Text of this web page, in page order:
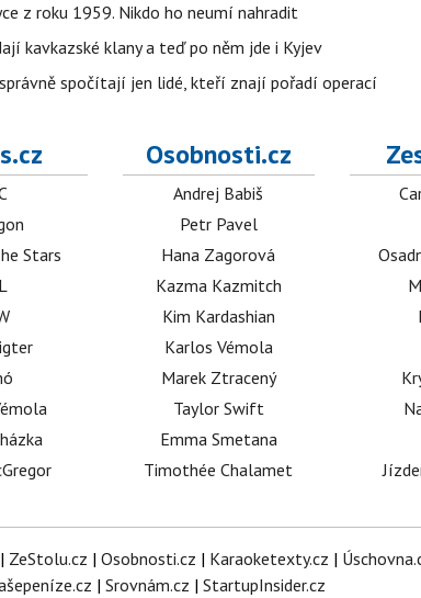
z roku 1959. Nikdo ho neumí nahradit
kavkazské klany a teď po něm jde i Kyjev
spočítají jen lidé, kteří znají pořadí operací
Stars
Osobnosti.cz
Andrej Babiš
Petr Pavel
Hana Zagorová
Kazma Kazmitch
Kim Kardashian
Karlos Vémola
Marek Ztracený
Taylor Swift
Emma Smetana
Timothée Chalamet
| ZeStolu.cz | Osobnosti.cz | Karaoketexty.cz |
| Srovnám.cz | StartupInsider.cz